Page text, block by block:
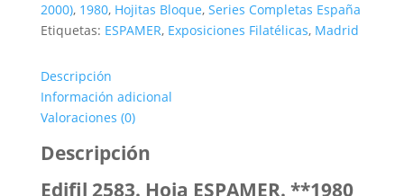
**1980
cantidad
2000), 1980, Hojitas Bloque, Series Completas España
Etiquetas: ESPAMER, Exposiciones Filatélicas, Madrid
Descripción
Información adicional
Valoraciones (0)
Descripción
Edifil 2583. Hoja ESPAMER. **1980